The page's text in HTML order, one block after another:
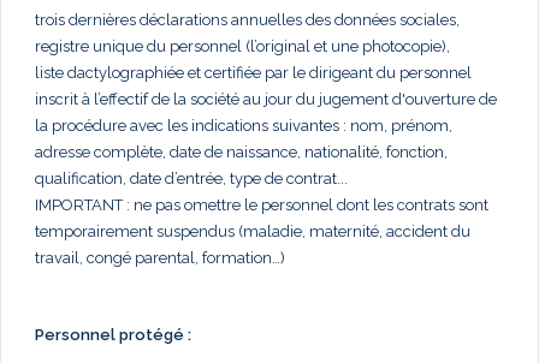
trois dernières déclarations annuelles des données sociales,
registre unique du personnel (l’original et une photocopie),
liste dactylographiée et certifiée par le dirigeant du personnel
inscrit à l’effectif de la société au jour du jugement d'ouverture de
la procédure avec les indications suivantes : nom, prénom,
adresse complète, date de naissance, nationalité, fonction,
qualification, date d’entrée, type de contrat...
IMPORTANT : ne pas omettre le personnel dont les contrats sont
temporairement suspendus (maladie, maternité, accident du
travail, congé parental, formation…)
Personnel protégé :